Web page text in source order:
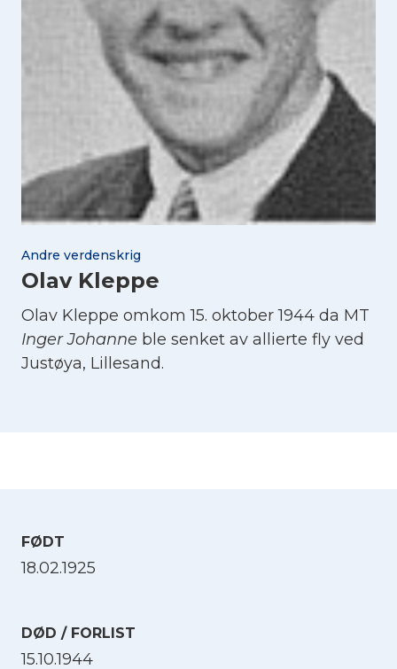
Andre verdenskrig
Olav Kleppe
Olav Kleppe omkom 15. oktober 1944 da MT
Inger Johanne ble senket av allierte fly ved
Justøya, Lillesand.
FØDT
18.02.1925
DØD / FORLIST
15.10.1944